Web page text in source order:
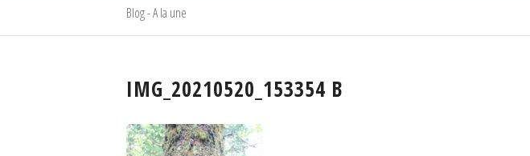
Blog - A la une
IMG_20210520_153354 B